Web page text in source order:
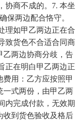
协商不成的。7. 本坐
保两边配合恪守。
理如甲乙两边正在合
致货色不合适合同商
乙两边协商分歧，告
正在明白甲乙两边正
用：乙方应按照甲
一式两份，由甲乙两
内完成付款，无效期
收到货色验收及格后